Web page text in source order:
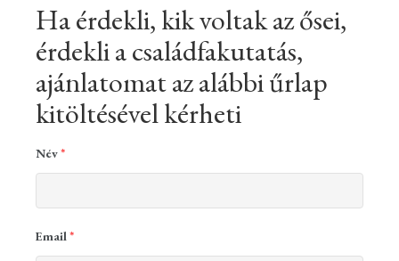
Ha érdekli, kik voltak az ősei,
érdekli a családfakutatás,
ajánlatomat az alábbi űrlap
kitöltésével kérheti
Név*
Email*